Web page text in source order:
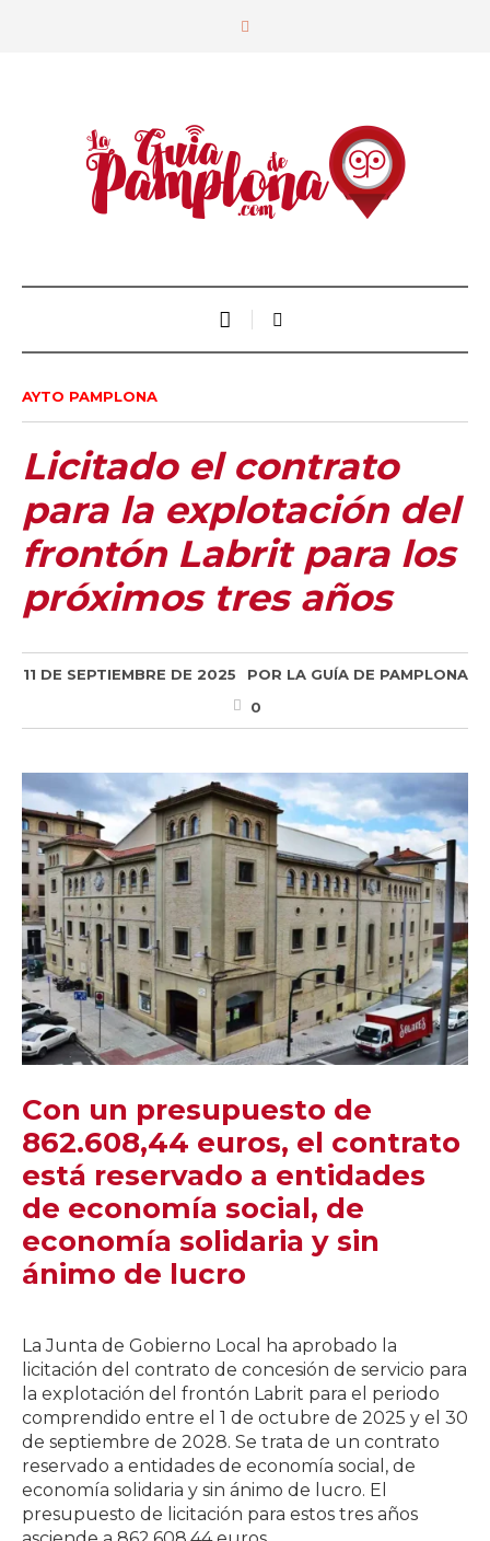
AYTO PAMPLONA
Licitado el contrato
para la explotación del
frontón Labrit para los
próximos tres años
11 DE SEPTIEMBRE DE 2025 POR LA GUÍA DE PAMPLONA
0
Con un presupuesto de
862.608,44 euros, el contrato
está reservado a entidades
de economía social, de
economía solidaria y sin
ánimo de lucro
La Junta de Gobierno Local ha aprobado la
licitación del contrato de concesión de servicio para
la explotación del frontón Labrit para el periodo
comprendido entre el 1 de octubre de 2025 y el 30
de septiembre de 2028. Se trata de un contrato
reservado a entidades de economía social, de
economía solidaria y sin ánimo de lucro. El
presupuesto de licitación para estos tres años